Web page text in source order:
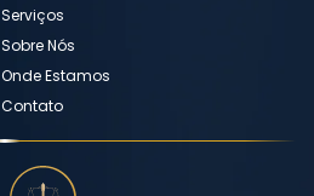
Serviços
Sobre Nós
Onde Estamos
Contato